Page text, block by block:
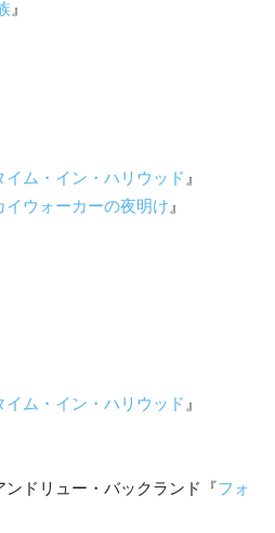
』
ム・イン・ハリウッド 』
イウォーカーの夜明け 』
ム・イン・ハリウッド 』
ドリュー・バックランド『フォ